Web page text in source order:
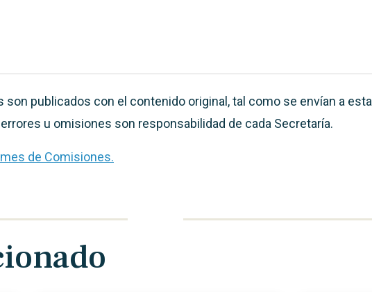
son publicados con el contenido original, tal como se envían a esta
u omisiones son responsabilidad de cada Secretaría.
de Comisiones.